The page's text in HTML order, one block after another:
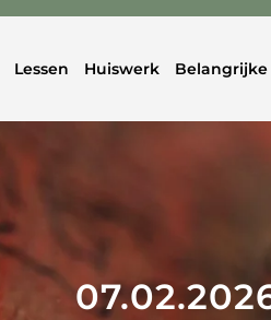
Lessen Huiswerk